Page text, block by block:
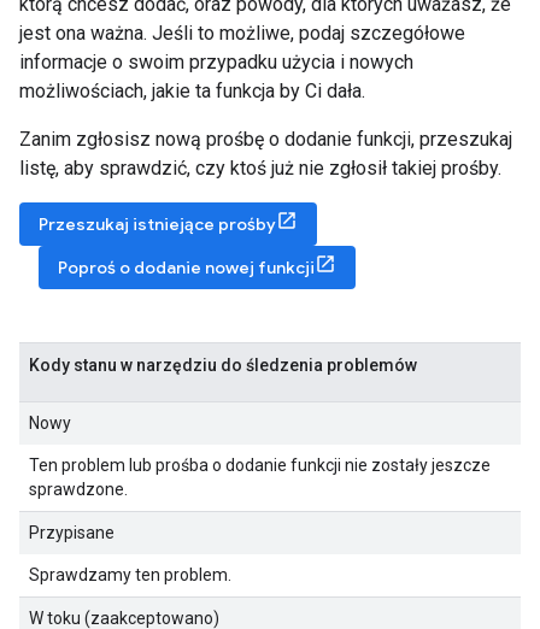
jest ona ważna. Jeśli to możliwe, podaj szczegółowe
informacje o swoim przypadku użycia i nowych
możliwościach, jakie ta funkcja by Ci dała.
Zanim zgłosisz nową prośbę o dodanie funkcji, przeszukaj
listę, aby sprawdzić, czy ktoś już nie zgłosił takiej prośby.
Przeszukaj istniejące prośby
Poproś o dodanie nowej funkcji
Kody stanu w narzędziu do śledzenia problemów
Nowy
Ten problem lub prośba o dodanie funkcji nie zostały jeszcze
sprawdzone.
Przypisane
Sprawdzamy ten problem.
W toku (zaakceptowano)